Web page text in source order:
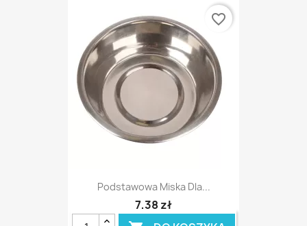
Podstawowa Miska Dla...
7,38 zł
favorite_border